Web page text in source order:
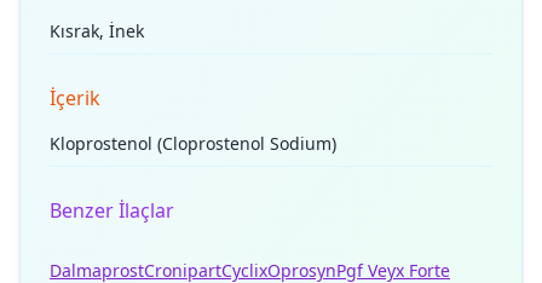
Kısrak, İnek
İçerik
Kloprostenol (Cloprostenol Sodium)
Benzer İlaçlar
DalmaprostCronipartCyclixOprosynPgf Veyx Forte